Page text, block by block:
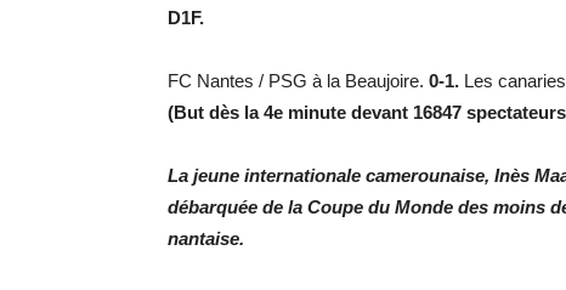
D1F.
FC Nantes / PSG à la Beaujoire. 0-1. Les
(But dès la 4e minute devant 16847
La jeune internationale camerounaise, Inès
débarquée de la Coupe du Monde des moins
nantaise.